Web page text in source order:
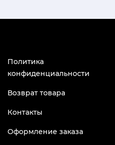
Политика
конфиденциальности
Возврат товара
Контакты
Оформление заказа